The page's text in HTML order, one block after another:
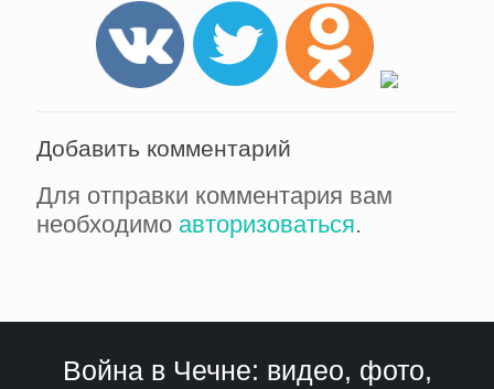
Добавить комментарий
Для отправки комментария вам
необходимо авторизоваться.
Война в Чечне: видео, фото,